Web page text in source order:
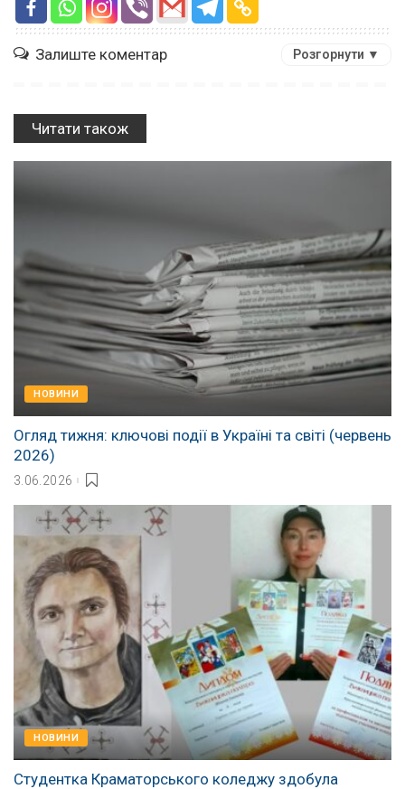
Залиште коментар Розгорнути ▼
Читати також
НОВИНИ
Огляд тижня: ключові події в Україні та світі (червень
2026)
3.06.2026
НОВИНИ
Студентка Краматорського коледжу здобула